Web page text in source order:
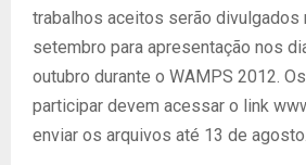
trabalhos aceitos serão divulgados
setembro para apresentação nos
outubro durante o WAMPS 2012.
participar devem acessar o link
enviar os arquivos até 13 de agosto.